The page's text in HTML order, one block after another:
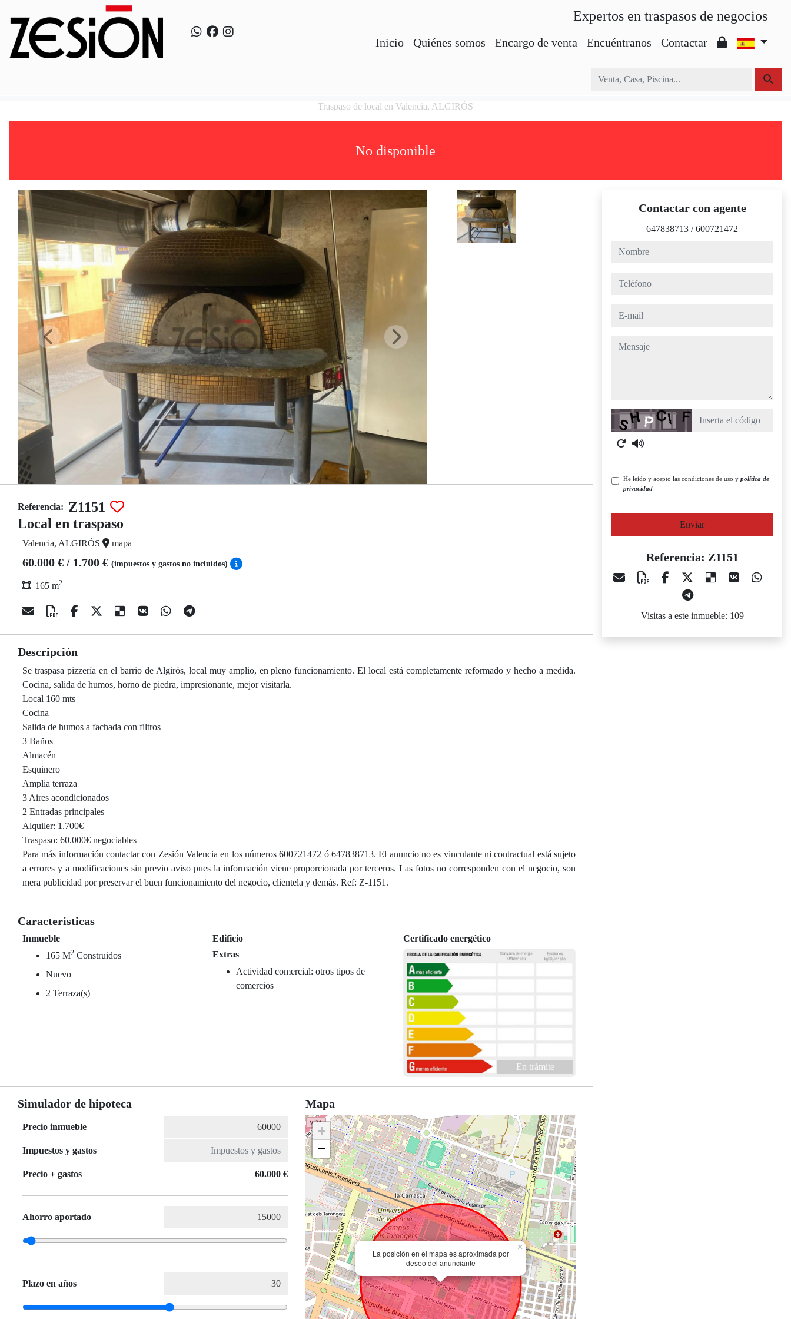
Expertos en traspasos de negocios
Inicio Quiénes somos Encargo de venta Encuéntranos Contactar
Traspaso de local en Valencia, ALGIRÓS
No disponible
Referencia: Z1151
Local en traspaso
Valencia, ALGIRÓS mapa
60.000 € / 1.700 € (impuestos y gastos no incluídos)
165 m2
Descripción
Se traspasa pizzería en el barrio de Algirós, local muy amplio, en pleno funcionamiento. El local está completamente reformado y hecho a medida.
Cocina, salida de humos, horno de piedra, impresionante, mejor visitarla.
Local 160 mts
Cocina
Salida de humos a fachada con filtros
3 Baños
Almacén
Esquinero
Amplia terraza
3 Aires acondicionados
2 Entradas principales
Alquiler: 1.700€
Traspaso: 60.000€ negociables
Para más información contactar con Zesión Valencia en los números 600721472 ó 647838713. El anuncio no es vinculante ni contractual está sujeto
a errores y a modificaciones sin previo aviso pues la información viene proporcionada por terceros. Las fotos no corresponden con el negocio, son
mera publicidad por preservar el buen funcionamiento del negocio, clientela y demás. Ref: Z-1151.
Características
Inmueble
165 M2 Construidos
Nuevo
2 Terraza(s)
Edificio
Extras
Actividad comercial: otros tipos de
comercios
Certificado energético
En trámite
Simulador de hipoteca
Precio inmueble
Impuestos y gastos
Precio + gastos 60.000 €
Ahorro aportado
Plazo en años
Mapa
La posición en el mapa es aproximada por
deseo del anunciante
×
+
−
Contactar con agente
647838713 /600721472
nombre
teléfono
e-mail
mensaje
Captcha
He leído y acepto las condiciones de uso y política de
privacidad
Enviar
Referencia: Z1151
Visitas a este inmueble: 109